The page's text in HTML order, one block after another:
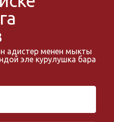
адистер менен мыкты
эле курулушка бара